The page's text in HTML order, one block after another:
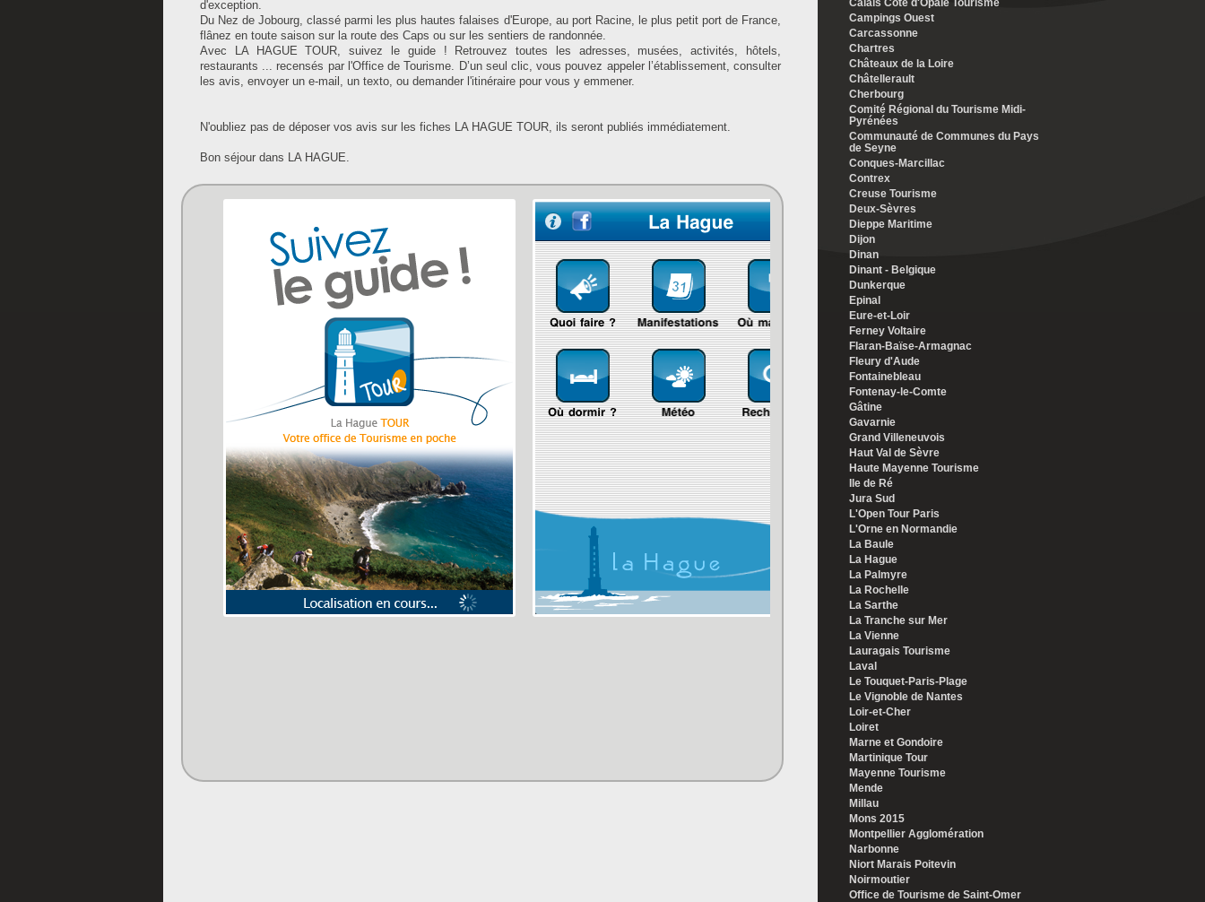
d'exception.
Du Nez de Jobourg, classé parmi les plus hautes falaises d'Europe, au port Racine, le plus petit port de France,
flânez en toute saison sur la route des Caps ou sur les sentiers de randonnée.
Avec LA HAGUE TOUR, suivez le guide ! Retrouvez toutes les adresses, musées, activités, hôtels,
restaurants ... recensés par l'Office de Tourisme. D’un seul clic, vous pouvez appeler l’établissement, consulter
les avis, envoyer un e-mail, un texto, ou demander l'itinéraire pour vous y emmener.
N'oubliez pas de déposer vos avis sur les fiches LA HAGUE TOUR, ils seront publiés immédiatement.
Bon séjour dans LA HAGUE.
Calais Côte d'Opale Tourisme
Campings Ouest
Carcassonne
Chartres
Châteaux de la Loire
Châtellerault
Cherbourg
Comité Régional du Tourisme Midi-
Pyrénées
Communauté de Communes du Pays
de Seyne
Conques-Marcillac
Contrex
Creuse Tourisme
Deux-Sèvres
Dieppe Maritime
Dijon
Dinan
Dinant - Belgique
Dunkerque
Epinal
Eure-et-Loir
Ferney Voltaire
Flaran-Baïse-Armagnac
Fleury d'Aude
Fontainebleau
Fontenay-le-Comte
Gâtine
Gavarnie
Grand Villeneuvois
Haut Val de Sèvre
Haute Mayenne Tourisme
Ile de Ré
Jura Sud
L'Open Tour Paris
L'Orne en Normandie
La Baule
La Hague
La Palmyre
La Rochelle
La Sarthe
La Tranche sur Mer
La Vienne
Lauragais Tourisme
Laval
Le Touquet-Paris-Plage
Le Vignoble de Nantes
Loir-et-Cher
Loiret
Marne et Gondoire
Martinique Tour
Mayenne Tourisme
Mende
Millau
Mons 2015
Montpellier Agglomération
Narbonne
Niort Marais Poitevin
Noirmoutier
Office de Tourisme de Saint-Omer